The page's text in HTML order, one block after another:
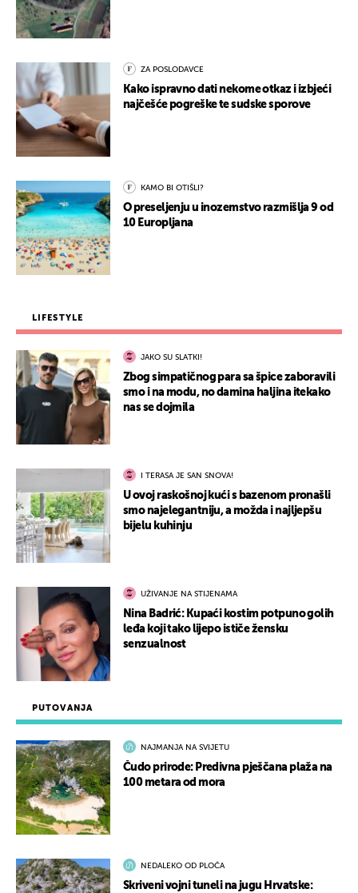
PUTOVANJA
NAJMANJA NA SVIJETU
Čudo prirode: Predivna pješčana plaža na
100 metara od mora
NEDALEKO OD PLOČA
Skriveni vojni tuneli na jugu Hrvatske:
ZA POSLODAVCE
Kako ispravno dati nekome otkaz i izbjeći
najčešće pogreške te sudske sporove
KAMO BI OTIŠLI?
O preseljenju u inozemstvo razmišlja 9 od
10 Europljana
LIFESTYLE
JAKO SU SLATKI!
Zbog simpatičnog para sa špice zaboravili
smo i na modu, no damina haljina itekako
nas se dojmila
I TERASA JE SAN SNOVA!
U ovoj raskošnoj kući s bazenom pronašli
smo najelegantniju, a možda i najljepšu
bijelu kuhinju
UŽIVANJE NA STIJENAMA
Nina Badrić: Kupaći kostim potpuno golih
leđa koji tako lijepo ističe žensku
senzualnost